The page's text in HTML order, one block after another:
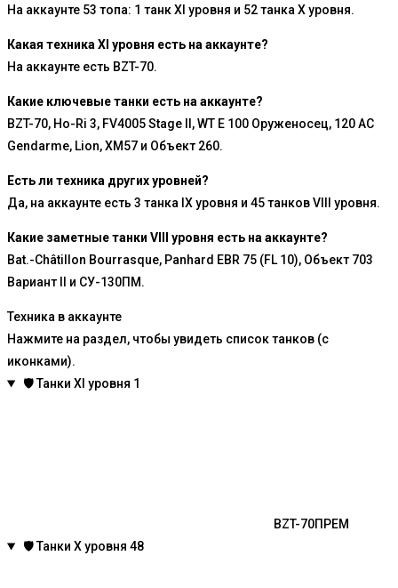
На аккаунте 53 топа: 1 танк XI уровня и 52 танка X уровня.
Какая техника XI уровня есть на аккаунте?
На аккаунте есть BZT-70.
Какие ключевые танки есть на аккаунте?
BZT-70, Ho-Ri 3, FV4005 Stage II, WT E 100 Оруженосец, 120 AC
Gendarme, Lion, XM57 и Объект 260.
Есть ли техника других уровней?
Да, на аккаунте есть 3 танка IX уровня и 45 танков VIII уровня.
Какие заметные танки VIII уровня есть на аккаунте?
Bat.-Châtillon Bourrasque, Panhard EBR 75 (FL 10), Объект 703
Вариант II и СУ-130ПМ.
Техника в аккаунте
Нажмите на раздел, чтобы увидеть список танков (с
иконками).
🛡️Танки XI уровня 1
BZT-70ПРЕМ
🛡️Танки X уровня 48